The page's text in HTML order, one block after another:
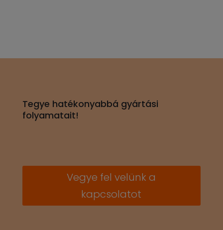
Tegye hatékonyabbá gyártási
folyamatait!
Vegye fel velünk a
kapcsolatot